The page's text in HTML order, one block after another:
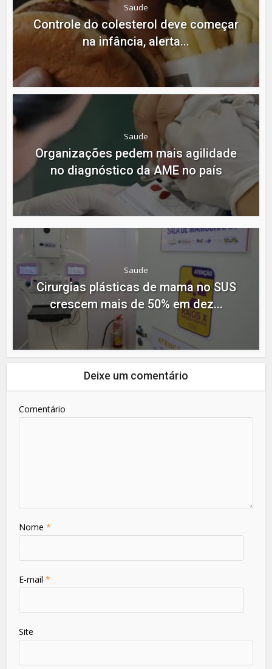
Saude
Controle do colesterol deve começar
na infância, alerta...
Saude
Organizações pedem mais agilidade
no diagnóstico da AME no país
Saude
Cirurgias plásticas de mama no SUS
crescem mais de 50% em dez...
Deixe um comentário
Comentário
Nome*
E-mail*
Site